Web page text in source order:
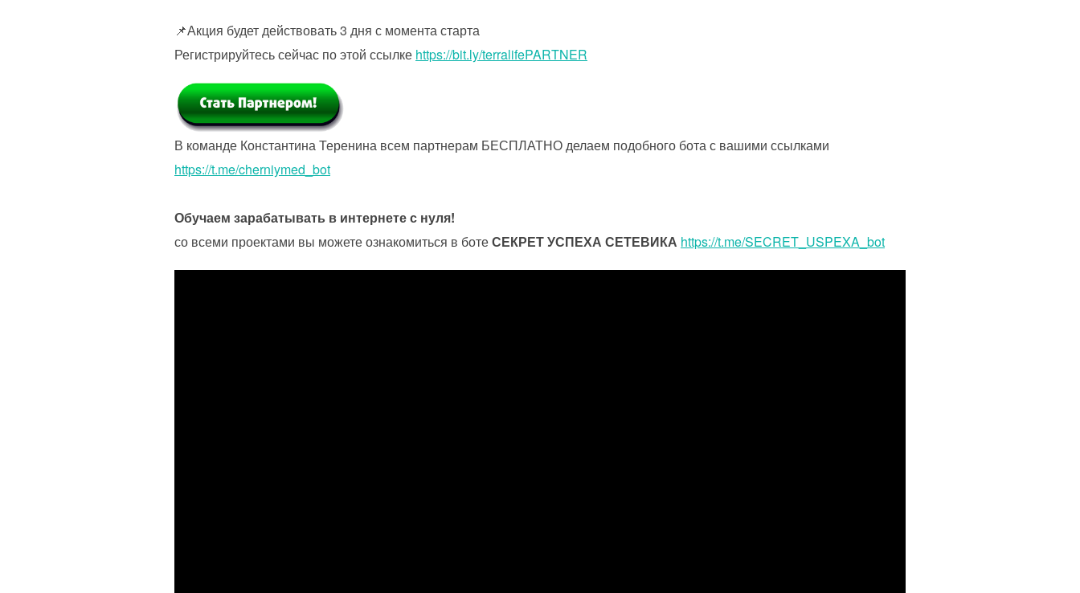
📌Акция будет действовать 3 дня с момента старта
Регистрируйтесь сейчас по этой ссылке https://bit.ly/terralifePARTNER
В команде Константина Теренина всем партнерам БЕСПЛАТНО делаем подобного бота с вашими ссылками
https://t.me/cherniymed_bot
Обучаем зарабатывать в интернете с нуля!
со всеми проектами вы можете ознакомиться в ботеСЕКРЕТ УСПЕХА СЕТЕВИКА https://t.me/SECRET_USPEXA_bot